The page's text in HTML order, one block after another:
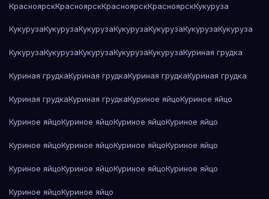
КрасноярскКрасноярскКрасноярскКрасноярскКукуруза
КукурузаКукурузаКукурузаКукурузаКукурузаКукурузаКукуруза
КукурузаКукурузаКукурузаКукурузаКукурузаКуриная грудка
Куриная грудкаКуриная грудкаКуриная грудкаКуриная грудка
Куриная грудкаКуриная грудкаКуриное яйцоКуриное яйцо
Куриное яйцоКуриное яйцоКуриное яйцоКуриное яйцо
Куриное яйцоКуриное яйцоКуриное яйцоКуриное яйцо
Куриное яйцоКуриное яйцоКуриное яйцоКуриное яйцо
Куриное яйцоКуриное яйцо